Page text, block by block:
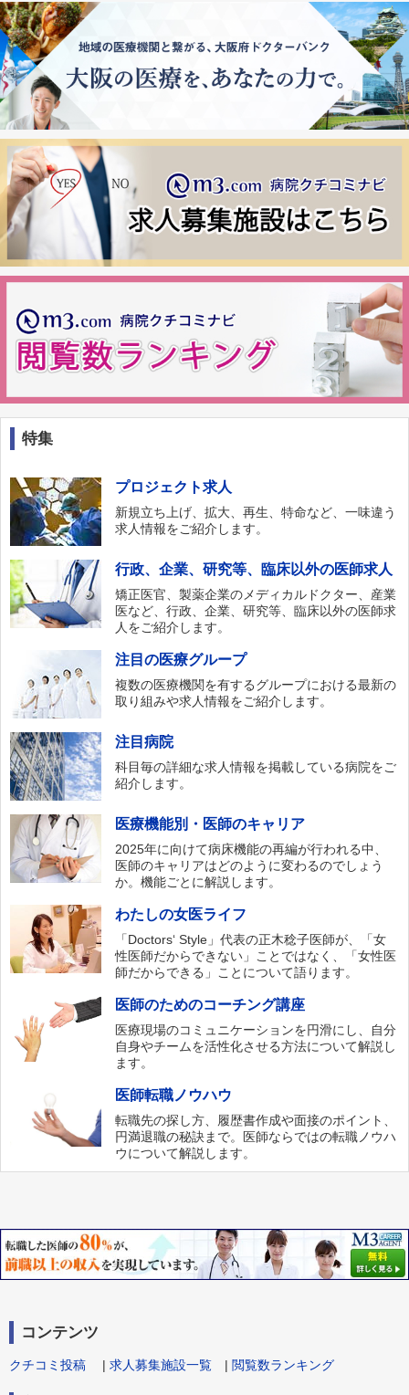
特集
プロジェクト求人
新規立ち上げ、拡大、再生、特命など、一味違う
求人情報をご紹介します。
行政、企業、研究等、臨床以外の医師求人
矯正医官、製薬企業のメディカルドクター、産業
医など、行政、企業、研究等、臨床以外の医師求
人をご紹介します。
注目の医療グループ
複数の医療機関を有するグループにおける最新の
取り組みや求人情報をご紹介します。
注目病院
科目毎の詳細な求人情報を掲載している病院をご
紹介します。
医療機能別・医師のキャリア
2025年に向けて病床機能の再編が行われる中、
医師のキャリアはどのように変わるのでしょう
か。機能ごとに解説します。
わたしの女医ライフ
「Doctors‘ Style」代表の正木稔子医師が、「女
性医師だからできない」ことではなく、「女性医
師だからできる」ことについて語ります。
医師のためのコーチング講座
医療現場のコミュニケーションを円滑にし、自分
自身やチームを活性化させる方法について解説し
ます。
医師転職ノウハウ
転職先の探し方、履歴書作成や面接のポイント、
円満退職の秘訣まで。医師ならではの転職ノウハ
ウについて解説します。
コンテンツ
クチコミ投稿 | 求人募集施設一覧 | 閲覧数ランキング